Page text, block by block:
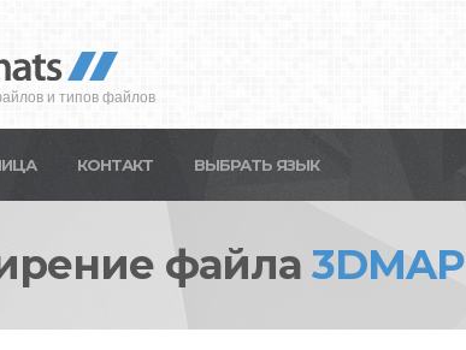
и типов файлов
КОНТАКТ ВЫБРАТЬ ЯЗЫК
файла 3DMAP